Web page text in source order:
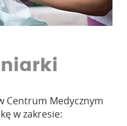
Centrum Medycznym
w zakresie: